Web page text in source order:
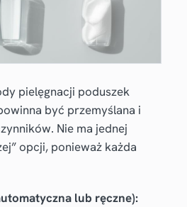
pielęgnacji poduszek
być przemyślana i
Nie ma jednej
opcji, ponieważ każda
lub ręczne):